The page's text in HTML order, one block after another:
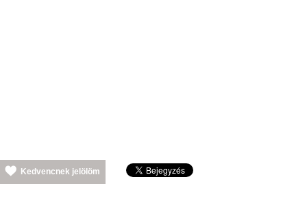
Kedvencnek jelölöm